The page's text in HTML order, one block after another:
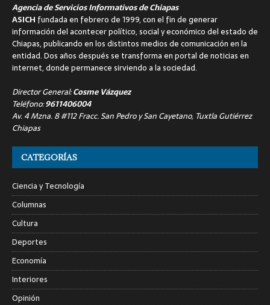
Agencia de Servicios Informativos de Chiapas
ASICH fundada en febrero de 1999, con el fin de generar
información del acontecer político, social y económico del estado de
Chiapas, publicando en los distintos medios de comunicación en la
entidad. Dos años después se transforma en portal de noticias en
internet, donde permanece sirviendo a la sociedad.
Director General:Cosme Vázquez
Teléfono:9611406004
Av. 4 Mzna. 8 #112 Fracc. San Pedro y San Cayetano, Tuxtla Gutiérrez
Chiapas
CATEGORÍAS
Ciencia y Tecnología
Columnas
Cultura
Deportes
Economía
Interiores
Opinión